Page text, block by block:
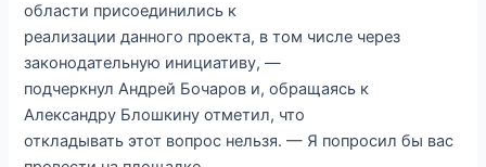
области присоединились к
реализации данного проекта, в том числе через
законодательную инициативу, —
подчеркнул Андрей Бочаров и, обращаясь к
Александру Блошкину отметил, что
откладывать этот вопрос нельзя. — Я попросил бы вас